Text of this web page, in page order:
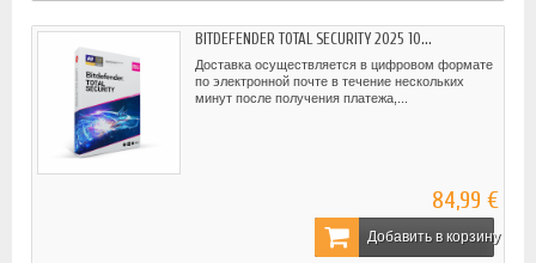
BITDEFENDER TOTAL SECURITY 2025 10...
Доставка осуществляется в цифровом формате
по электронной почте в течение нескольких
минут после получения платежа,...
84,99 €
Добавить в корзину